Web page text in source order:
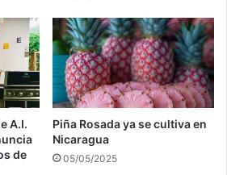
A.I.
de
Piña Rosada ya se cultiva en
Nicaragua
05/05/2025